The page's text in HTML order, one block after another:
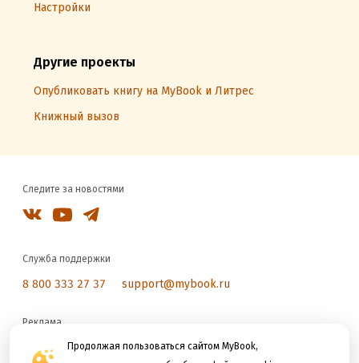
Продолжая пользоваться сайтом MyBook,
Настройки
Другие проекты
Опубликовать книгу на MyBook и Литрес
Книжный вызов
Следите за новостями
Служба поддержки
8 800 333 27 37 support@mybook.ru
Реклама
reklama@litres.ru